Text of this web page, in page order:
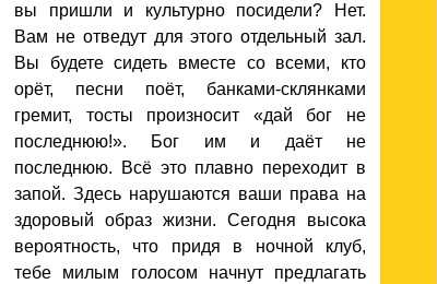
вы пришли и культурно посидели? Нет.
Вам не отведут для этого отдельный зал.
Вы будете сидеть вместе со всеми, кто
орёт, песни поёт, банками-склянками
гремит, тосты произносит «дай бог не
последнюю!». Бог им и даёт не
последнюю. Всё это плавно переходит в
запой. Здесь нарушаются ваши права на
здоровый образ жизни. Сегодня высока
вероятность, что придя в ночной клуб,
тебе милым голосом начнут предлагать